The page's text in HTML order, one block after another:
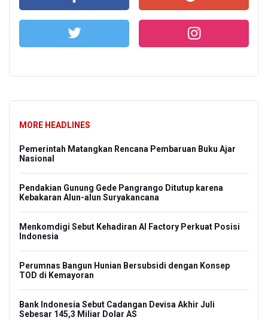
MORE HEADLINES
Pemerintah Matangkan Rencana Pembaruan Buku Ajar
Nasional
Pendakian Gunung Gede Pangrango Ditutup karena
Kebakaran Alun-alun Suryakancana
Menkomdigi Sebut Kehadiran AI Factory Perkuat Posisi
Indonesia
Perumnas Bangun Hunian Bersubsidi dengan Konsep
TOD di Kemayoran
Bank Indonesia Sebut Cadangan Devisa Akhir Juli
Sebesar 145,3 Miliar Dolar AS